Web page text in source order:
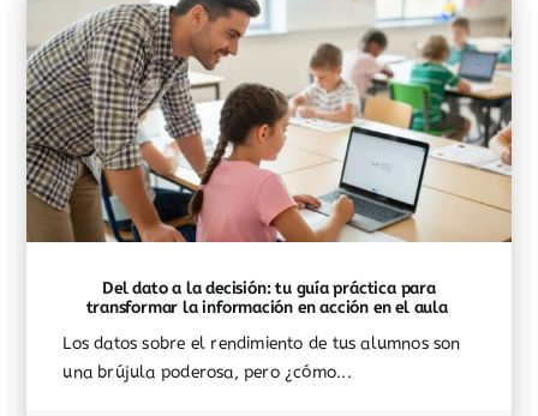
Del dato a la decisión: tu guía práctica para
transformar la información en acción en el aula
Los datos sobre el rendimiento de tus alumnos son
una brújula poderosa, pero ¿cómo...